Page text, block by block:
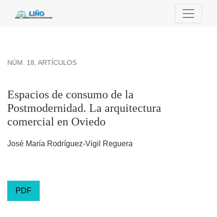
Espacios de consumo de la Postmodernidad. La
NÚM. 18, ARTÍCULOS
Espacios de consumo de la
Postmodernidad. La arquitectura
comercial en Oviedo
José María Rodríguez-Vigil Reguera
PDF